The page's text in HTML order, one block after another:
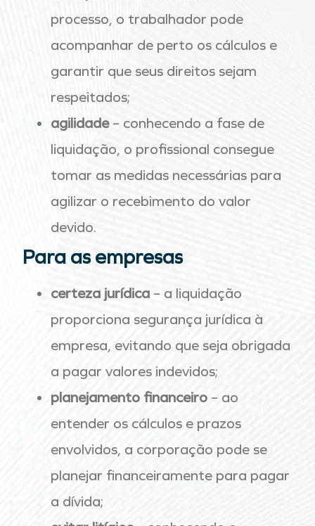
processo, o trabalhador pode
acompanhar de perto os cálculos e
garantir que seus direitos sejam
respeitados;
agilidade– conhecendo a fase de
liquidação, o profissional consegue
tomar as medidas necessárias para
agilizar o recebimento do valor
devido.
Para as empresas
certeza jurídica – a liquidação
proporciona segurança jurídica à
empresa, evitando que seja obrigada
a pagar valores indevidos;
planejamento financeiro – ao
entender os cálculos e prazos
envolvidos, a corporação pode se
planejar financeiramente para pagar
a dívida;